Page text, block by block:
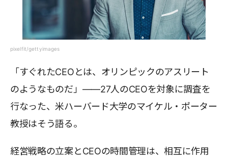
pixelfit/gettyimages
「すぐれたCEOとは、オリンピックのアスリート
のようなものだ」――27人のCEOを対象に調査を
行なった、米ハーバード大学のマイケル・ポーター
教授はそう語る。
経営戦略の立案とCEOの時間管理は、相互に作用